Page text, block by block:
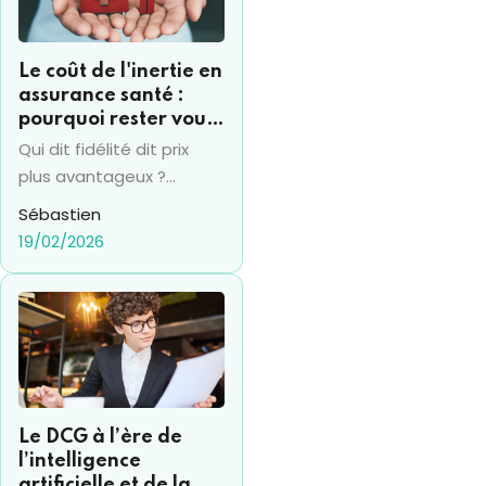
Le coût de l'inertie en
assurance santé :
pourquoi rester vous
coûte souvent 15% de
plus par an
Qui dit fidélité dit prix
plus avantageux ?
Vraiment ? Pas en
termes d'assurance
santé en tout cas... et la
bien souvent en un
"piège" financier.
Beaucoup d’assurés
conservent le même
années, sans réaliser que
leur mutuelle augmente
Sébastien
19/02/2026
Le DCG à l’ère de
l’intelligence